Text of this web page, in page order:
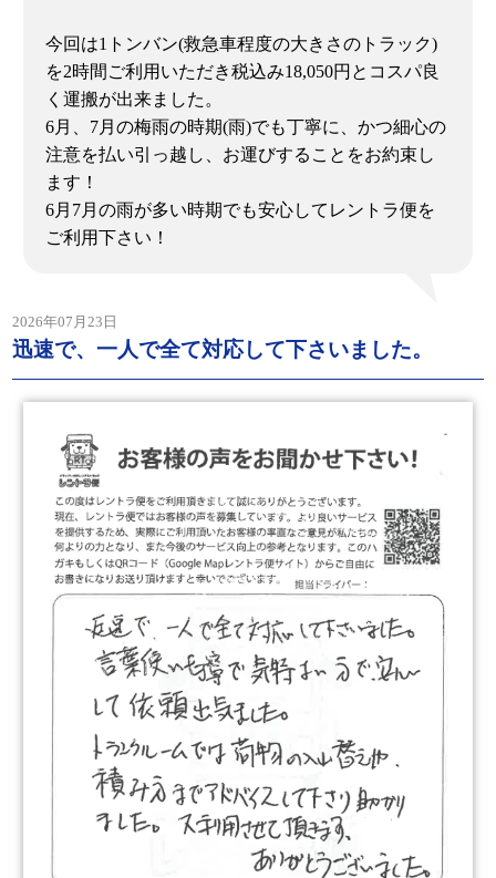
今回は1トンバン(救急車程度の大きさのトラック)
を2時間ご利用いただき税込み18,050円とコスパ良
く運搬が出来ました。
6月、7月の梅雨の時期(雨)でも丁寧に、かつ細心の
注意を払い引っ越し、お運びすることをお約束し
ます！
6月7月の雨が多い時期でも安心してレントラ便を
ご利用下さい！
2026年07月23日
迅速で、一人で全て対応して下さいました。